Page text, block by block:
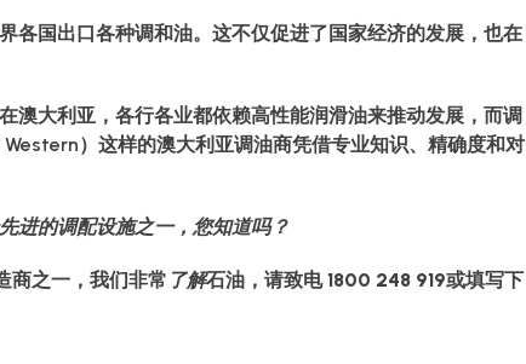
各国出口各种调和油。这不仅促进了国家经济的发展，也在
澳大利亚，各行各业都依赖高性能润滑油来推动发展，而调
）这样的澳大利亚调油商凭借专业知识、精确度和对
进的调配设施之一，您知道吗？
商之一，我们非常 了解石油，请致电 1800 248 919或填写下